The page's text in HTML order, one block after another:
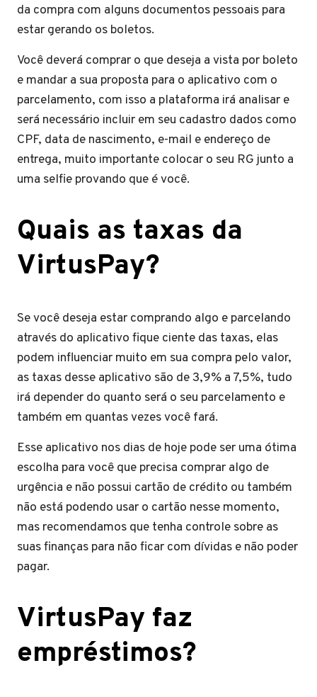
da compra com alguns documentos pessoais para
estar gerando os boletos.
Você deverá comprar o que deseja a vista por boleto
e mandar a sua proposta para o aplicativo com o
parcelamento, com isso a plataforma irá analisar e
será necessário incluir em seu cadastro dados como
CPF, data de nascimento, e-mail e endereço de
entrega, muito importante colocar o seu RG junto a
uma selfie provando que é você.
Quais as taxas da
VirtusPay?
Se você deseja estar comprando algo e parcelando
através do aplicativo fique ciente das taxas, elas
podem influenciar muito em sua compra pelo valor,
as taxas desse aplicativo são de 3,9% a 7,5%, tudo
irá depender do quanto será o seu parcelamento e
também em quantas vezes você fará.
Esse aplicativo nos dias de hoje pode ser uma ótima
escolha para você que precisa comprar algo de
urgência e não possui cartão de crédito ou também
não está podendo usar o cartão nesse momento,
mas recomendamos que tenha controle sobre as
suas finanças para não ficar com dívidas e não poder
pagar.
VirtusPay faz
empréstimos?